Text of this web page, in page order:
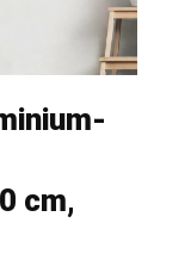
cm,